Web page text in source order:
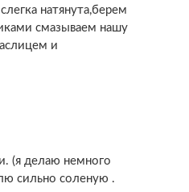
натянута,берем
смазываем нашу
и
(я делаю немного
сильно соленую .